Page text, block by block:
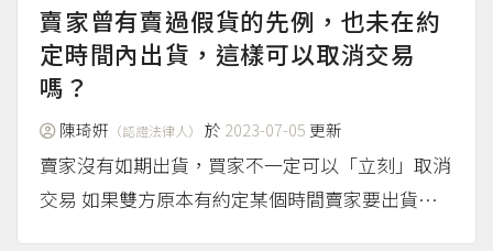
的適用，於買賣契約解除時，一併解除，在未特別
約...（more...）
賣家曾有賣過假貨的先例，也未在約
定時間內出貨，這樣可以取消交易
嗎？
陳琦姸 （認證法律人） 於 2023-07-05 更新
賣家沒有如期出貨，買家不一定可以「立刻」取消
交易 如果雙方原本有約定某個時間賣家要出貨，